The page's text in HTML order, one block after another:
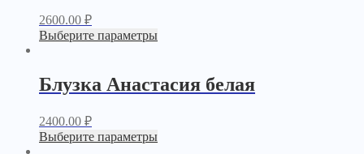
2600.00 ₽
Выберите параметры
Блузка Анастасия белая
2400.00 ₽
Выберите параметры